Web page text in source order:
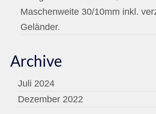
Maschenweite 30/10mm inkl.
Geländer.
Archive
Juli 2024
Dezember 2022